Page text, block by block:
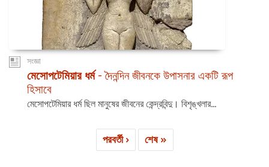
সংজ্ঞা
মেসোপটেমিয়ার ধর্ম- দৈনন্দিন জীবনকে উপাসনার একটি রূপ
হিসাবে
মেসোপটেমিয়ার ধর্ম ছিল মানুষের জীবনের কেন্দ্রবিন্দু। বিশৃঙ্খলার...
পরবর্তী › শেষ »